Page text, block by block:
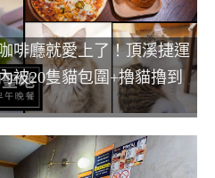
啡廳就愛上了！頂溪捷運
被20隻貓包圍+擼貓擼到